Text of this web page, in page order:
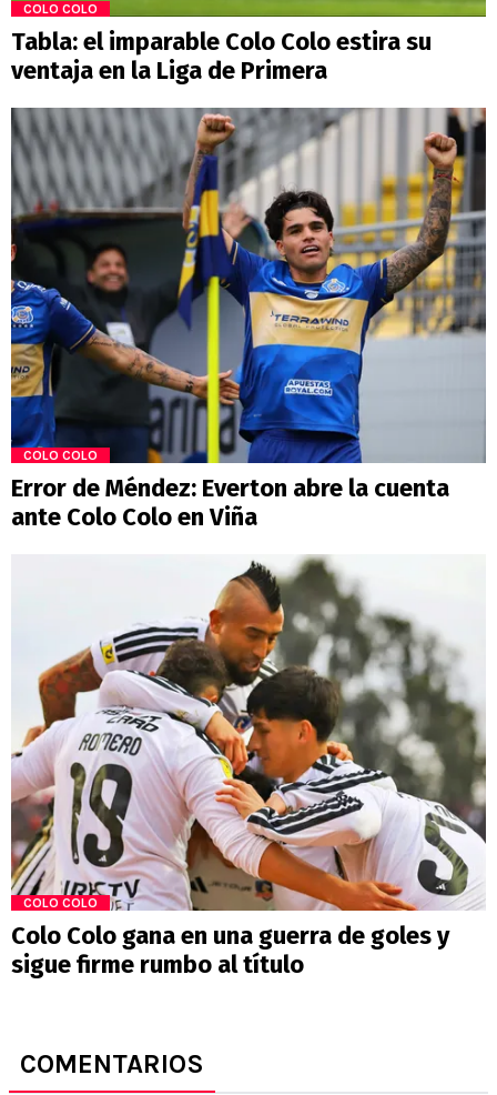
COLO COLO
Tabla: el imparable Colo Colo estira su
ventaja en la Liga de Primera
COLO COLO
Error de Méndez: Everton abre la cuenta
ante Colo Colo en Viña
COLO COLO
Colo Colo gana en una guerra de goles y
sigue firme rumbo al título
COMENTARIOS